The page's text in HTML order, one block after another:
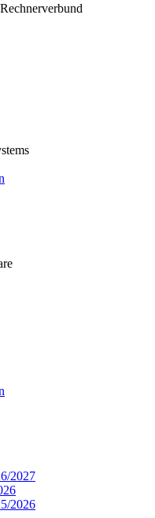
2027
2026